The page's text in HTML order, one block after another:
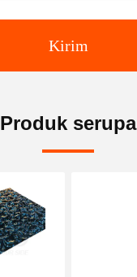
Kirim
Produk serupa